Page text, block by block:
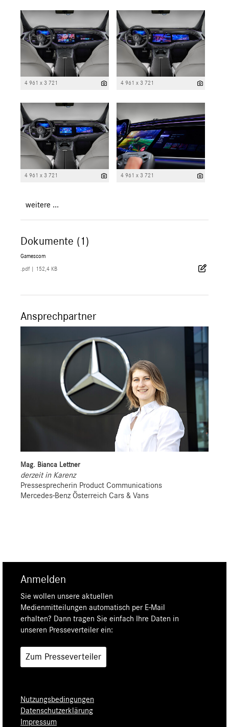
4 961 x 3 721 4 961 x 3 721
4 961 x 3 721 4 961 x 3 721
weitere ...
Dokumente (1)
Gamescom
.pdf 152,4 KB
Ansprechpartner
Mag. Bianca Lettner
derzeit in Karenz
Pressesprecherin Product Communications
Mercedes-Benz Österreich Cars & Vans
Anmelden
Sie wollen unsere aktuellen
Medienmitteilungen automatisch per E-Mail
erhalten? Dann tragen Sie einfach Ihre Daten in
unseren Presseverteiler ein:
Zum Presseverteiler
Nutzungsbedingungen
Datenschutzerklärung
Impressum